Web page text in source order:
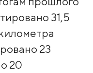
31,5
23
20